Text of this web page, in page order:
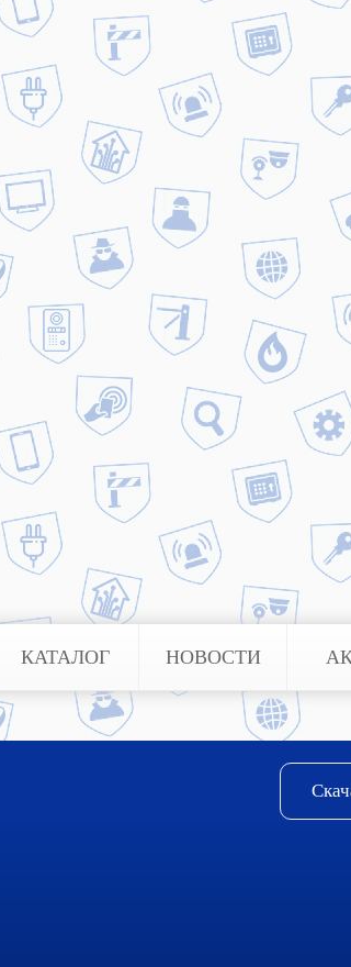
установку на предельно высоком
КАТАЛОГ НОВОСТИ